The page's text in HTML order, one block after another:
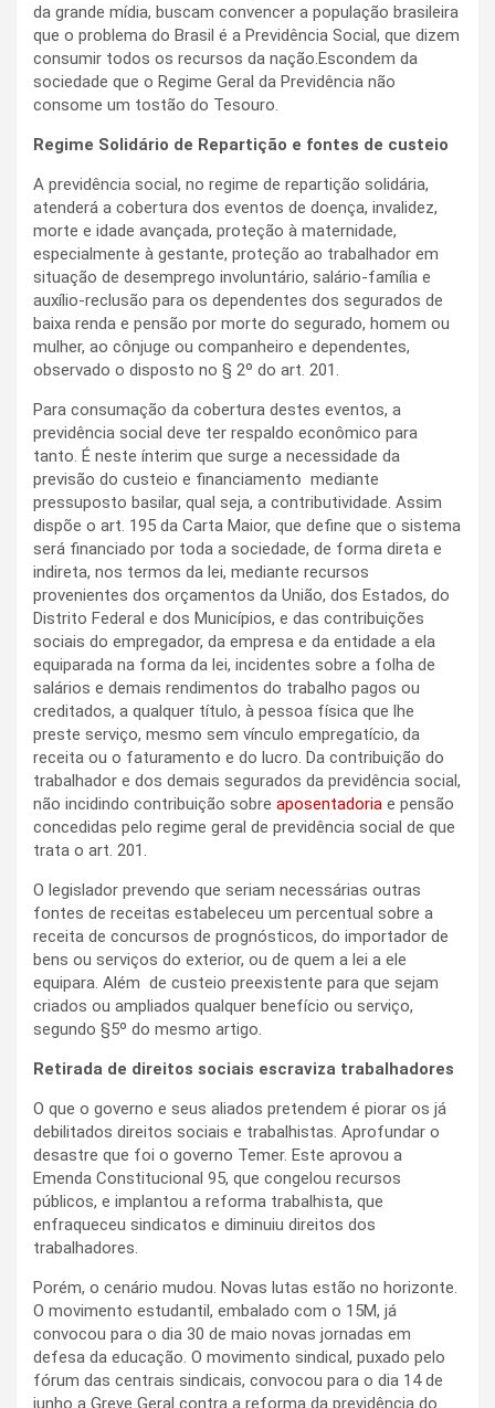
da grande mídia, buscam convencer a população brasileira
que o problema do Brasil é a Previdência Social, que dizem
consumir todos os recursos da nação.Escondem da
sociedade que o Regime Geral da Previdência não
consome um tostão do Tesouro.
Regime Solidário de Repartição e fontes de custeio
A previdência social, no regime de repartição solidária,
atenderá a cobertura dos eventos de doença, invalidez,
morte e idade avançada, proteção à maternidade,
especialmente à gestante, proteção ao trabalhador em
situação de desemprego involuntário, salário-família e
auxílio-reclusão para os dependentes dos segurados de
baixa renda e pensão por morte do segurado, homem ou
mulher, ao cônjuge ou companheiro e dependentes,
observado o disposto no § 2º do art. 201.
Para consumação da cobertura destes eventos, a
previdência social deve ter respaldo econômico para
tanto. É neste ínterim que surge a necessidade da
previsão do custeio e financiamento mediante
pressuposto basilar, qual seja, a contributividade. Assim
dispõe o art. 195 da Carta Maior, que define que o sistema
será financiado por toda a sociedade, de forma direta e
indireta, nos termos da lei, mediante recursos
provenientes dos orçamentos da União, dos Estados, do
Distrito Federal e dos Municípios, e das contribuições
sociais do empregador, da empresa e da entidade a ela
equiparada na forma da lei, incidentes sobre a folha de
salários e demais rendimentos do trabalho pagos ou
creditados, a qualquer título, à pessoa física que lhe
preste serviço, mesmo sem vínculo empregatício, da
receita ou o faturamento e do lucro. Da contribuição do
trabalhador e dos demais segurados da previdência social,
não incidindo contribuição sobre aposentadoria e pensão
concedidas pelo regime geral de previdência social de que
trata o art. 201.
O legislador prevendo que seriam necessárias outras
fontes de receitas estabeleceu um percentual sobre a
receita de concursos de prognósticos, do importador de
bens ou serviços do exterior, ou de quem a lei a ele
equipara. Além de custeio preexistente para que sejam
criados ou ampliados qualquer benefício ou serviço,
segundo §5º do mesmo artigo.
Retirada de direitos sociais escraviza trabalhadores
O que o governo e seus aliados pretendem é piorar os já
debilitados direitos sociais e trabalhistas. Aprofundar o
desastre que foi o governo Temer. Este aprovou a
Emenda Constitucional 95, que congelou recursos
públicos, e implantou a reforma trabalhista, que
enfraqueceu sindicatos e diminuiu direitos dos
trabalhadores.
Porém, o cenário mudou. Novas lutas estão no horizonte.
O movimento estudantil, embalado com o 15M, já
convocou para o dia 30 de maio novas jornadas em
defesa da educação. O movimento sindical, puxado pelo
fórum das centrais sindicais, convocou para o dia 14 de
junho a Greve Geral contra a reforma da previdência do